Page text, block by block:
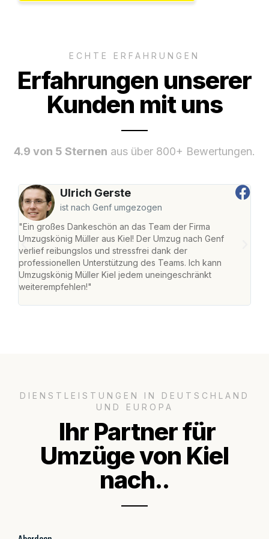
ECHTE ERFAHRUNGEN
Erfahrungen unserer
Kunden mit uns
4.9 von 5 Sternen aus über 800+ Bewertungen.
Ulrich Gerste
ist nach Genf umgezogen
"Ein großes Dankeschön an das Team der Firma
Umzugskönig Müller aus Kiel! Der Umzug nach Genf
verlief reibungslos und stressfrei dank der
professionellen Unterstützung des Teams. Ich kann
Umzugskönig Müller Kiel jedem uneingeschränkt
weiterempfehlen!"
DIENSTLEISTUNGEN IN DEUTSCHLAND
UND EUROPA
Ihr Partner für
Umzüge von Kiel
nach..